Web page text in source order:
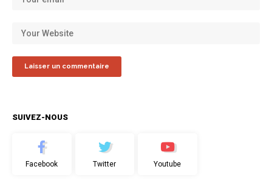
SUIVEZ-NOUS
Facebook Twitter Youtube